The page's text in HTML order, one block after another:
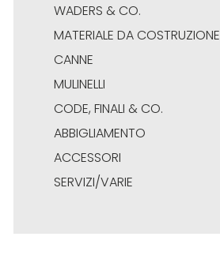
WADERS & CO.
MATERIALE DA COSTRUZIONE
CANNE
MULINELLI
CODE, FINALI & CO.
ABBIGLIAMENTO
ACCESSORI
SERVIZI/VARIE